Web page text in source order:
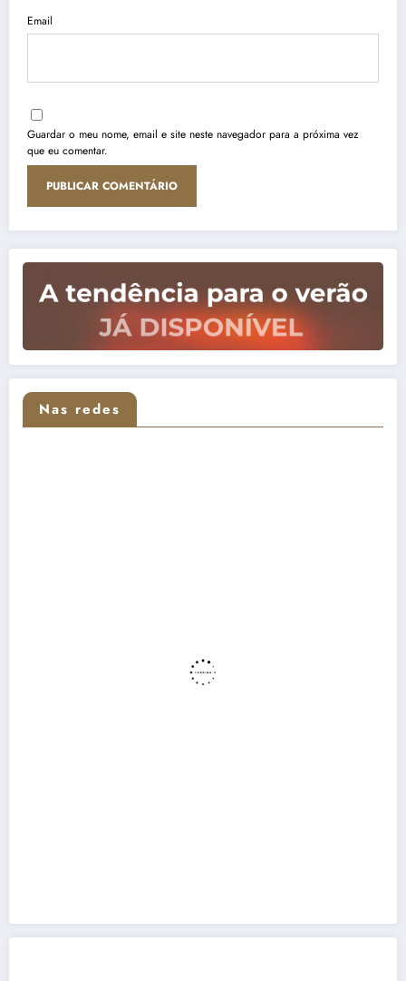
Email
Guardar o meu nome, email e site neste navegador para a próxima vez
que eu comentar.
Nas redes